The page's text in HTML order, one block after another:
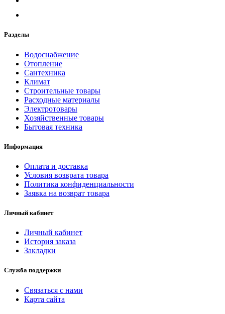
Разделы
Водоснабжение
Отопление
Сантехника
Климат
Строительные товары
Расходные материалы
Электротовары
Хозяйственные товары
Бытовая техника
Информация
Оплата и доставка
Условия возврата товара
Политика конфиденциальности
Заявка на возврат товара
Личный кабинет
Личный кабинет
История заказа
Закладки
Служба поддержки
Связаться с нами
Карта сайта